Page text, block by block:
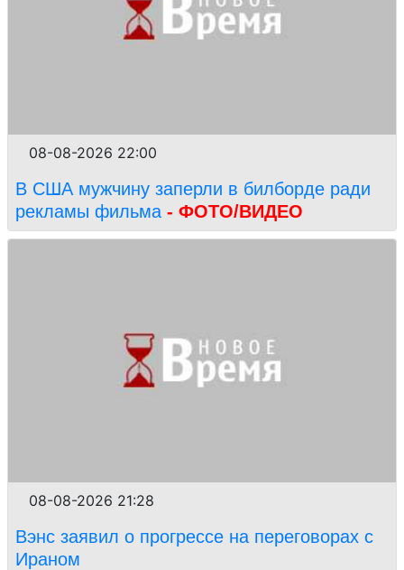
08-08-2026 22:00
В США мужчину заперли в билборде ради
рекламы фильма - ФОТО/ВИДЕО
08-08-2026 21:28
Вэнс заявил о прогрессе на переговорах с
Ираном